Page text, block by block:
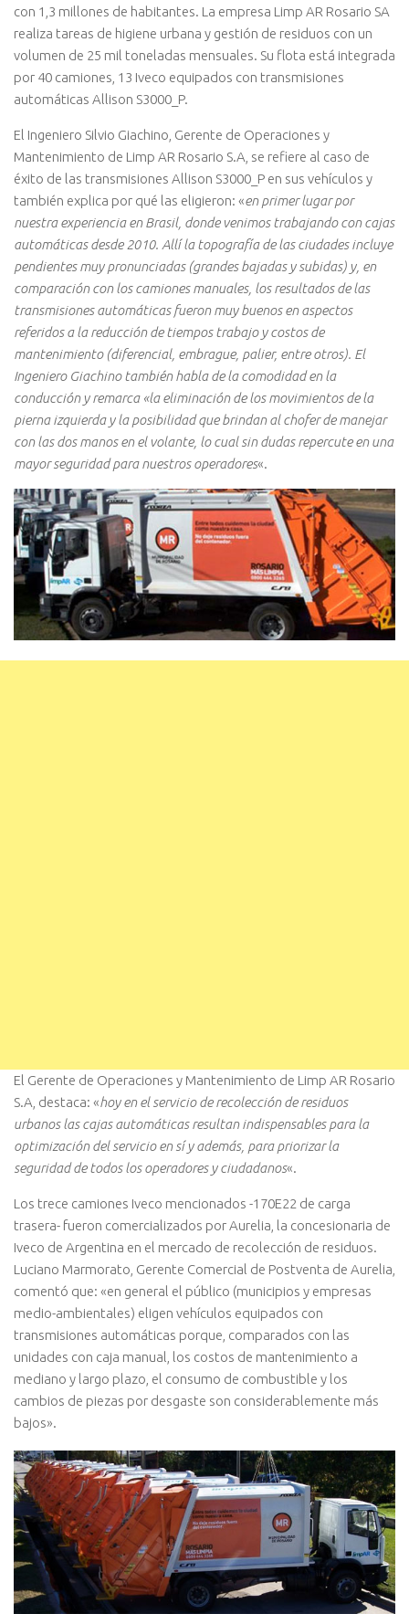
con 1,3 millones de habitantes. La empresa Limp AR Rosario SA
realiza tareas de higiene urbana y gestión de residuos con un
volumen de 25 mil toneladas mensuales. Su flota está integrada
por 40 camiones, 13 Iveco equipados con transmisiones
automáticas Allison S3000_P.
El Ingeniero Silvio Giachino, Gerente de Operaciones y
Mantenimiento de Limp AR Rosario S.A, se refiere al caso de
éxito de las transmisiones Allison S3000_P en sus vehículos y
también explica por qué las eligieron: «en primer lugar por
nuestra experiencia en Brasil, donde venimos trabajando con cajas
automáticas desde 2010. Allí la topografía de las ciudades incluye
pendientes muy pronunciadas (grandes bajadas y subidas) y, en
comparación con los camiones manuales, los resultados de las
transmisiones automáticas fueron muy buenos en aspectos
referidos a la reducción de tiempos trabajo y costos de
mantenimiento (diferencial, embrague, palier, entre otros). El
Ingeniero Giachino también habla de la comodidad en la
conducción y remarca «la eliminación de los movimientos de la
pierna izquierda y la posibilidad que brindan al chofer de manejar
con las dos manos en el volante, lo cual sin dudas repercute en una
mayor seguridad para nuestros operadores«.
El Gerente de Operaciones y Mantenimiento de Limp AR Rosario
S.A, destaca: «hoy en el servicio de recolección de residuos
urbanos las cajas automáticas resultan indispensables para la
optimización del servicio en sí y además, para priorizar la
seguridad de todos los operadores y ciudadanos«.
Los trece camiones Iveco mencionados -170E22 de carga
trasera- fueron comercializados por Aurelia, la concesionaria de
Iveco de Argentina en el mercado de recolección de residuos.
Luciano Marmorato, Gerente Comercial de Postventa de Aurelia,
comentó que: «en general el público (municipios y empresas
medio-ambientales) eligen vehículos equipados con
transmisiones automáticas porque, comparados con las
unidades con caja manual, los costos de mantenimiento a
mediano y largo plazo, el consumo de combustible y los
cambios de piezas por desgaste son considerablemente más
bajos».